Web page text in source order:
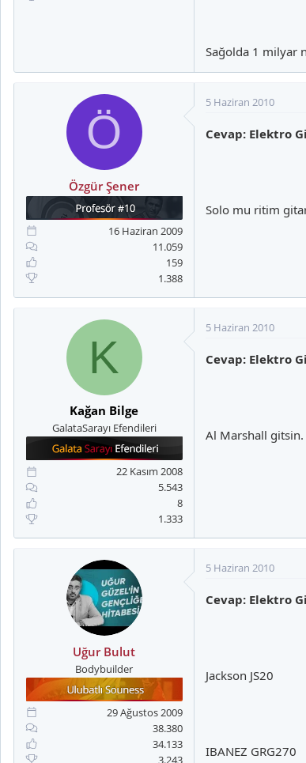
Sağolda 1 milyar
Ö
Özgür Şener
16 Haziran 2009
11.059
159
1.388
5 Haziran 2010
Cevap: Elektro
Solo mu ritim gitar
K
Kağan Bilge
GalataSarayı Efendileri
22 Kasım 2008
5.543
8
1.333
5 Haziran 2010
Cevap: Elektro
Al Marshall gitsin.
Uğur Bulut
Bodybuilder
29 Ağustos 2009
38.380
34.133
3.243
5 Haziran 2010
Cevap: Elektro
Jackson JS20
IBANEZ GRG270